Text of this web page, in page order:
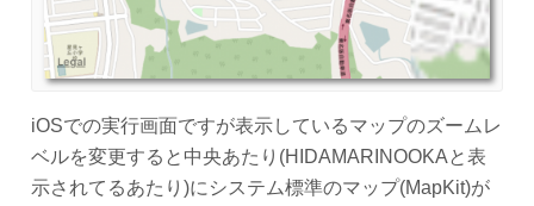
iOSでの実行画面ですが表示しているマップのズームレ
ベルを変更すると中央あたり(HIDAMARINOOKAと表
示されてるあたり)にシステム標準のマップ(MapKit)が